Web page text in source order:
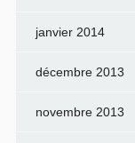
janvier 2014
décembre 2013
novembre 2013